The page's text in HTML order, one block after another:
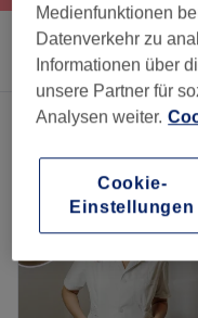
Sortieren nach
Ein Salon, der anbietet:
Medienfunktionen
Datenverkehr zu
Informationen über
unsere Partner für
Analysen weiter.
Cookie-
Einstellungen